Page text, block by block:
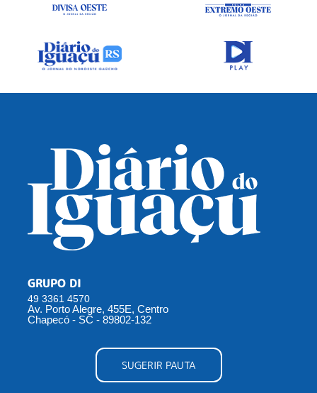
GRUPO DI
49 3361 4570
Av. Porto Alegre, 455E, Centro
Chapecó - SC - 89802-132
SUGERIR PAUTA